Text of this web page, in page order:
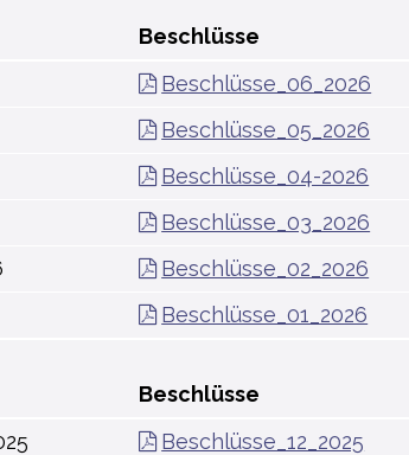
Beschlüsse
Beschlüsse_06_2026
Beschlüsse_05_2026
Beschlüsse_04-2026
Beschlüsse_03_2026
Beschlüsse_02_2026
Beschlüsse_01_2026
Beschlüsse
Beschlüsse_12_2025